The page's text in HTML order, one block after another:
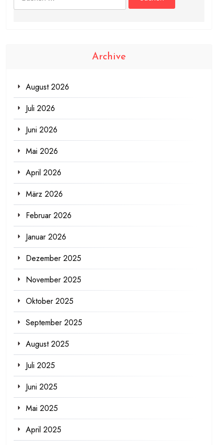
nach:
Archive
August 2026
Juli 2026
Juni 2026
Mai 2026
April 2026
März 2026
Februar 2026
Januar 2026
Dezember 2025
November 2025
Oktober 2025
September 2025
August 2025
Juli 2025
Juni 2025
Mai 2025
April 2025